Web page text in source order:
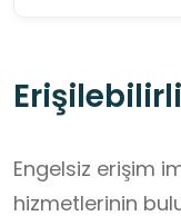
Engelsiz erişim
hizmetlerinin